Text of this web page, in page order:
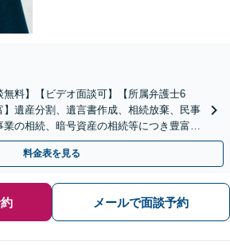
料】【ビデオ面談可】【所属弁護士6
遺産分割、遺言書作成、相続放棄、民事
の相続、暗号資産の相続等につき豊富な
】【完全個室対応】
料金表を見る
メールで面談予約